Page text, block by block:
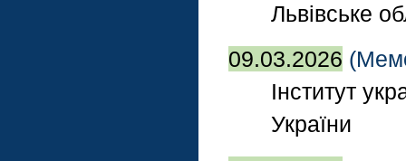
Львівське
09.03.2026
Інститут
України